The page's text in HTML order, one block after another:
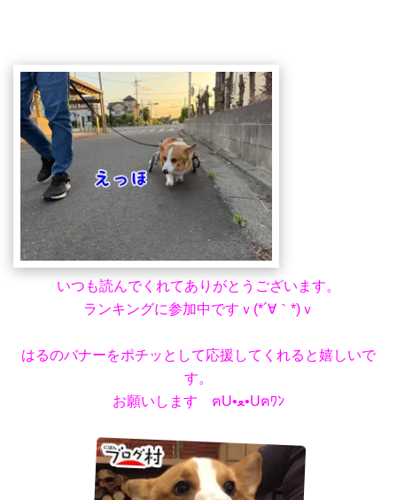
いつも読んでくれてありがとうございます。
ランキングに参加中ですｖ(*´∀｀*)ｖ
はるのバナーをポチッとして応援してくれると嬉しいで
す。
お願いします ฅU•ﻌ•Uฅﾜﾝ